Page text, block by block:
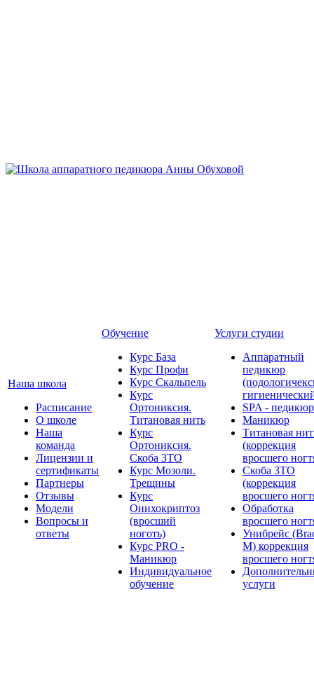
Наша школа
Расписание
О школе
Наша
команда
Лицензии и
сертификаты
Партнеры
Отзывы
Модели
Вопросы и
ответы
Обучение
Курс База
Курс Профи
Курс Скальпель
Курс
Ортониксия.
Титановая нить
Курс
Ортониксия.
Скоба 3ТО
Курс Мозоли.
Трещины
Курс
Онихокриптоз
(вросший
ноготь)
Курс PRO -
Маникюр
Индивидуальное
обучение
Услуги студии
Аппаратный
педикюр
SPA - педикюр
Маникюр
Титановая
(коррекция
вросшего
Скоба 3ТО
(коррекция
вросшего
Обработка
вросшего
Унибрейс
M) коррекция
вросшего
услуги